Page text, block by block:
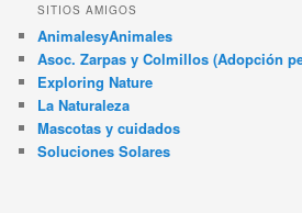
SITIOS AMIGOS
AnimalesyAnimales
Asoc. Zarpas y Colmillos (Adopción
Exploring Nature
La Naturaleza
Mascotas y cuidados
Soluciones Solares